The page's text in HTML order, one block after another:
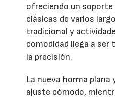
ofreciendo un soporte
clásicas de varios
tradicional y
comodidad llega a
la precisión.
La nueva horma
ajuste cómodo,